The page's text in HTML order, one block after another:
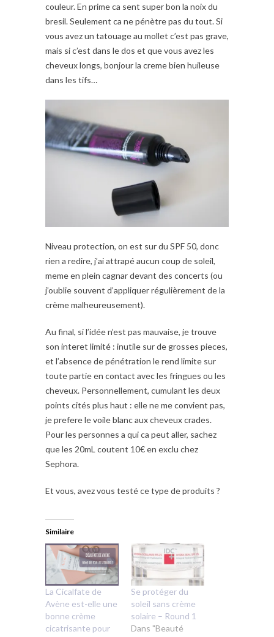
couleur. En prime ca sent super bon la noix du
bresil. Seulement ca ne pénètre pas du tout. Si
vous avez un tatouage au mollet c’est pas grave,
mais si c’est dans le dos et que vous avez les
cheveux longs, bonjour la creme bien huileuse
dans les tifs…
Niveau protection, on est sur du SPF 50, donc
rien a redire, j’ai attrapé aucun coup de soleil,
meme en plein cagnar devant des concerts (ou
j’oublie souvent d’appliquer régulièrement de la
crème malheureusement).
Au final, si l’idée n’est pas mauvaise, je trouve
son interet limité : inutile sur de grosses pieces,
et l’absence de pénétration le rend limite sur
toute partie en contact avec les fringues ou les
cheveux. Personnellement, cumulant les deux
points cités plus haut : elle ne me convient pas,
je prefere le voile blanc aux cheveux crades.
Pour les personnes a qui ca peut aller, sachez
que les 20mL coutent 10€ en exclu chez
Sephora.
Et vous, avez vous testé ce type de produits ?
Similaire
La Cicalfate de
Avène est-elle une
bonne crème
cicatrisante pour
Se protéger du
soleil sans crème
solaire – Round 1
Dans "Beauté